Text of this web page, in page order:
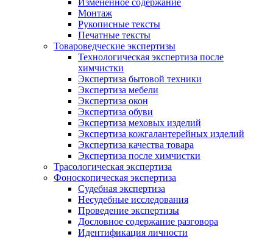
Измененное содержание
Монтаж
Рукописные тексты
Печатные тексты
Товароведческие экспертизы
Технологическая экспертиза после
химчистки
Экспертиза бытовой техники
Экспертиза мебели
Экспертиза окон
Экспертиза обуви
Экспертиза меховых изделий
Экспертиза кожгалантерейных изделий
Экспертиза качества товара
Экспертиза после химчистки
Трасологическая экспертиза
Фоноскопическая экспертиза
Судебная экспертиза
Несудебные исследования
Проведение экспертизы
Дословное содержание разговора
Идентификация личности